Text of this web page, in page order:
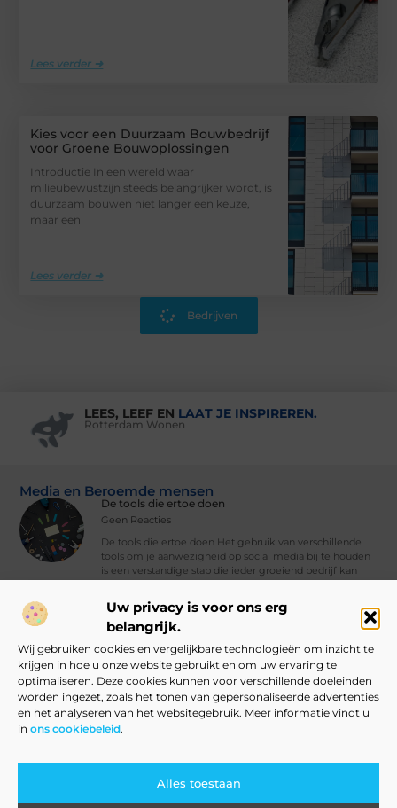
Uw privacy is voor ons erg
belangrijk.
Wij gebruiken cookies en vergelijkbare technologieën om inzicht te
krijgen in hoe u onze website gebruikt en om uw ervaring te
optimaliseren. Deze cookies kunnen voor verschillende doeleinden
worden ingezet, zoals het tonen van gepersonaliseerde advertenties
en het analyseren van het websitegebruik. Meer informatie vindt u
in ons cookiebeleid.
Alles toestaan
Lees verder ➜
Kies voor een Duurzaam Bouwbedrijf
voor Groene Bouwoplossingen
Introductie In een wereld waar
milieubewustzijn steeds belangrijker wordt, is
duurzaam bouwen niet langer een keuze,
maar een
Lees verder ➜
Bedrijven
LEES, LEEF EN LAAT JE INSPIREREN.
Rotterdam Wonen
Media en Beroemde mensen
De tools die ertoe doen
Geen Reacties
De tools die ertoe doen Het gebruik van verschillende
tools om je aanwezigheid op social media bij te houden
is een verstandige stap die ieder groeiend bedrijf kan
Vind Ons Hier :
Beroemdheden Uit de Media Partners Over ons Ons team
Contact Blog publiceren
Verdien Geld met Je Website: Alles Wat Je Moet Weten om te Starten